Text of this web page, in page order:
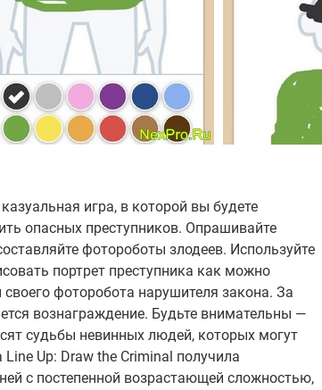
игра, в которой вы будете
опасных преступников. Опрашивайте
фотороботы злодеев. Используйте
портрет преступника как можно
фоторобота нарушителя закона. За
вознаграждение. Будьте внимательны —
судьбы невинных людей, которых могут
Up: Draw the Criminal получила
с постепенной возрастающей сложностью,